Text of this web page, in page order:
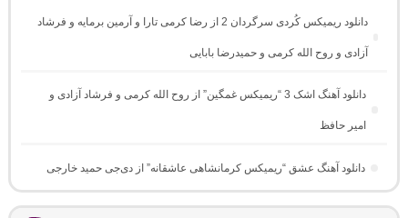
دانلود ریمیکس کُردی سرگردان 2 از رضا کرمی تارا و آرمین برمایه و فرشاد
آزادی و روح الله کرمی و حمیدرضا بابایی
دانلود آهنگ اشک 3 “ریمیکس غمگین” از روح الله کرمی و فرشاد آزادی و
امیر حافظ
دانلود آهنگ عشق “ریمیکس کرمانشاهی عاشقانه” از دی‌جی حمید خارجی